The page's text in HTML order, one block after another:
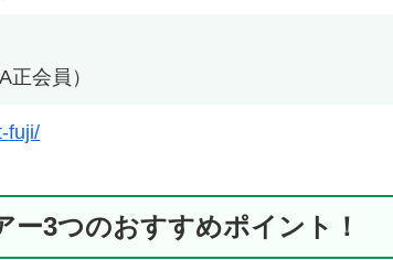
会員）
fuji/
3つのおすすめポイント！